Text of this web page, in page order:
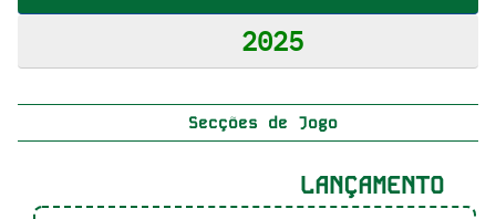
2025
Secções de Jogo
LANÇAMENTO